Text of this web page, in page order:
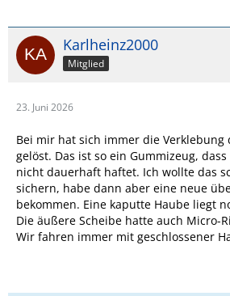
Karlheinz2000
Mitglied
23. Juni 2026
Bei mir hat sich immer die Verklebung
gelöst. Das ist so ein Gummizeug,
nicht dauerhaft haftet. Ich wollte das
sichern, habe dann aber eine neue
bekommen. Eine kaputte Haube liegt
Die äußere Scheibe hatte auch Micro-
Wir fahren immer mit geschlossener